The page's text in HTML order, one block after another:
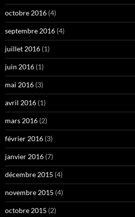
octobre 2016 (4)
septembre 2016 (4)
juillet 2016 (1)
juin 2016 (1)
mai 2016 (3)
avril 2016 (1)
mars 2016 (2)
février 2016 (3)
janvier 2016 (7)
décembre 2015 (4)
novembre 2015 (4)
octobre 2015 (2)